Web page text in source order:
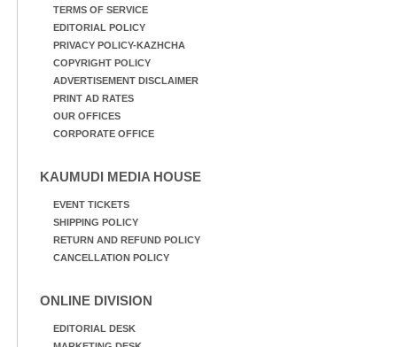
TERMS OF SERVICE
EDITORIAL POLICY
PRIVACY POLICY-KAZHCHA
COPYRIGHT POLICY
ADVERTISEMENT DISCLAIMER
PRINT AD RATES
OUR OFFICES
CORPORATE OFFICE
KAUMUDI MEDIA HOUSE
EVENT TICKETS
SHIPPING POLICY
RETURN AND REFUND POLICY
CANCELLATION POLICY
ONLINE DIVISION
EDITORIAL DESK